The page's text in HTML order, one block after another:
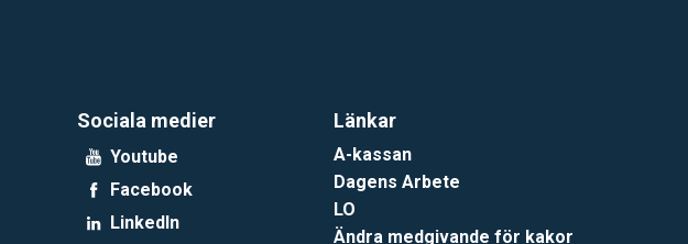
Sociala medier
Youtube
Facebook
LinkedIn
Länkar
A-kassan
Dagens Arbete
LO
Ändra medgivande för kakor